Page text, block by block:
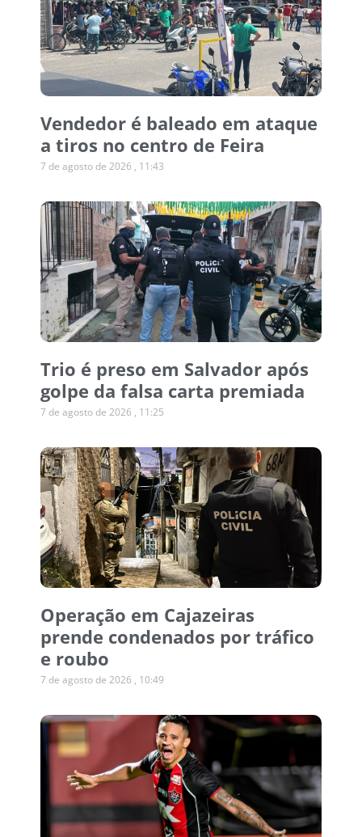
Vendedor é baleado em ataque
a tiros no centro de Feira
7 de agosto de 2026 11:43
Trio é preso em Salvador após
golpe da falsa carta premiada
7 de agosto de 2026 11:25
Operação em Cajazeiras
prende condenados por tráfico
e roubo
7 de agosto de 2026 10:49